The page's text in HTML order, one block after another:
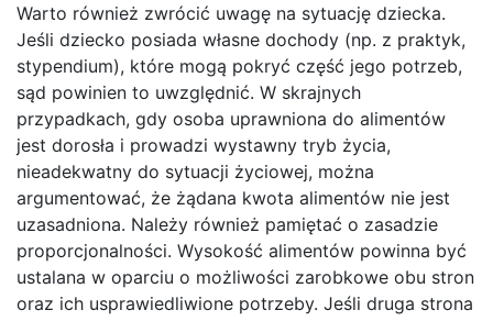
Warto również zwrócić uwagę na sytuację dziecka.
Jeśli dziecko posiada własne dochody (np. z praktyk,
stypendium), które mogą pokryć część jego potrzeb,
sąd powinien to uwzględnić. W skrajnych
przypadkach, gdy osoba uprawniona do alimentów
jest dorosła i prowadzi wystawny tryb życia,
nieadekwatny do sytuacji życiowej, można
argumentować, że żądana kwota alimentów nie jest
uzasadniona. Należy również pamiętać o zasadzie
proporcjonalności. Wysokość alimentów powinna być
ustalana w oparciu o możliwości zarobkowe obu stron
oraz ich usprawiedliwione potrzeby. Jeśli druga strona